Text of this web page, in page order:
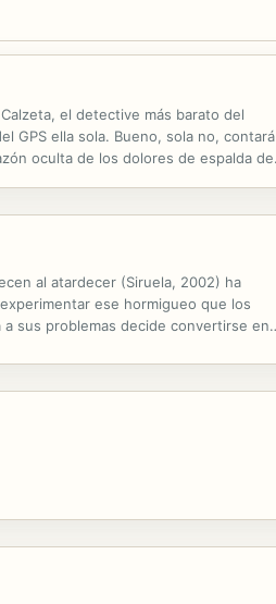
el detective más barato del
GPS ella sola. Bueno, sola no, contará
oculta de los dolores de espalda de
al atardecer (Siruela, 2002) ha
ese hormigueo que los
sus problemas decide convertirse en